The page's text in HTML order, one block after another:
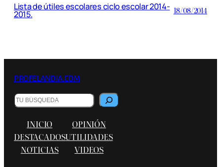
Lista de útiles escolares ciclo escolar 2014-
2015. 18/08/2014
PROFELANDIA.COM
Buscar
INICIO
DESTACADOS
NOTICIAS
OPINIÓN
UTILIDADES
VIDEOS